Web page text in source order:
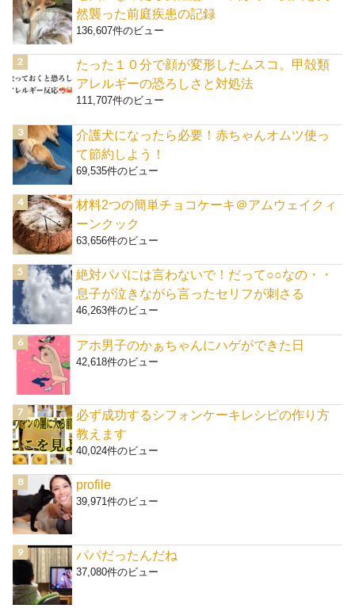
然襲った前庭疾患の記録
136,607件のビュー
たった１０分で顔が変形したムスコ。甲殻類
アレルギーの恐ろしさと対処法
111,707件のビュー
介護犬になったら必要！赤ちゃんオムツ使っ
て節約しよう！
69,535件のビュー
材料2つの簡単チョコケーキ＠アムウェイクィ
ーンクック
63,656件のビュー
絶対パパには言わないで！だって○○なの・・
息子が泣きながら言ったセリフが刺さる
46,263件のビュー
アホ男子のかぁちゃんにハゲができた日
42,618件のビュー
必ず成功するシフォンケーキレシピの作り方
教えます
40,024件のビュー
profile
39,971件のビュー
パパだったんだね
37,080件のビュー